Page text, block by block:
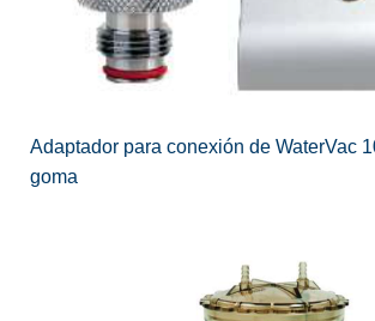
Adaptador para conexión de WaterVac
goma